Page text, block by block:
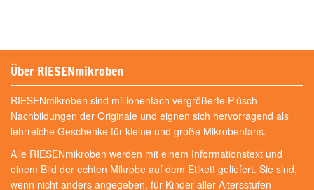
Über RIESENmikroben
RIESENmikroben sind millionenfach vergrößerte Plüsch-
Nachbildungen der Originale und eignen sich hervorragend als
lehrreiche Geschenke für kleine und große Mikrobenfans.
Alle RIESENmikroben werden mit einem Informationstext und
einem Bild der echten Mikrobe auf dem Etikett geliefert. Sie sind,
wenn nicht anders angegeben, für Kinder aller Altersstufen